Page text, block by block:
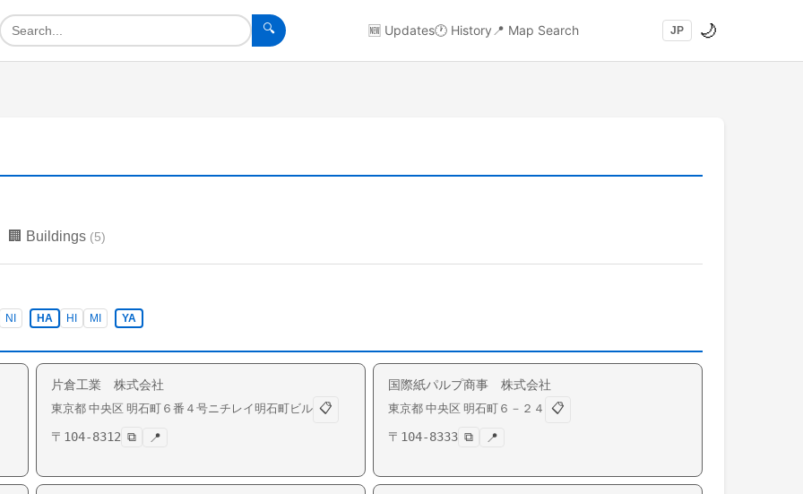
🔍 🆕 Updates🕐 History 📍 Map Search JP 🌙
🏢 Buildings (5)
NI HA HI MI YA
片倉工業 株式会社
東京都 中央区 明石町 ６番４号ニチレイ明石町ビル 📋
〒 104-8312 ⧉ 📍
国際紙パルプ商事 株式会社
東京都 中央区 明石町 ６－２４
📋
〒 104-8333 ⧉ 📍